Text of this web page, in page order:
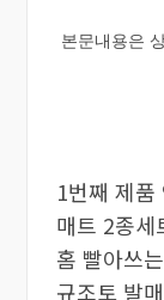
본문내용은
1번째 제
매트 2종세
홈 빨아쓰
규조토 발